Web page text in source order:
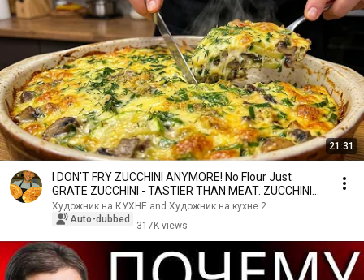
21:31
I DON'T FRY ZUCCHINI ANYMORE! No Flour Just
GRATE ZUCCHINI - TASTIER THAN MEAT. ZUCCHINI
with MUSHRO
Художник на КУХНЕ and Художник на кухне 2
Auto-dubbed
317K views